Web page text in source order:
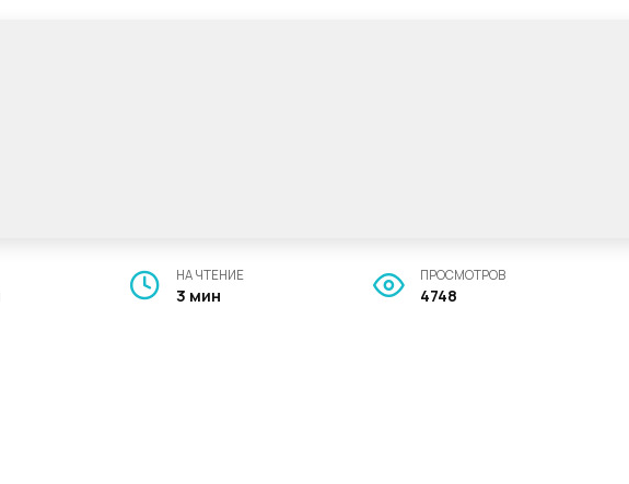
НА ЧТЕНИЕ
3 мин
ПРОСМОТРОВ
4748